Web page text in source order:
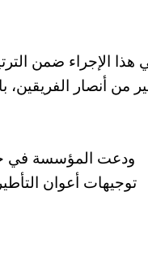
هذا الإجراء ضمن
من أنصار
ودعت المؤسسة في ختام
توجيهات أعوان